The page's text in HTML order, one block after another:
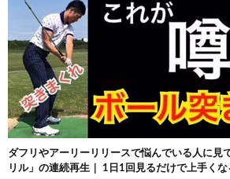
ダフリやアーリーリリースで悩んでいる人に見
リル」の連続再生｜ 1日1回見るだけで上手くな